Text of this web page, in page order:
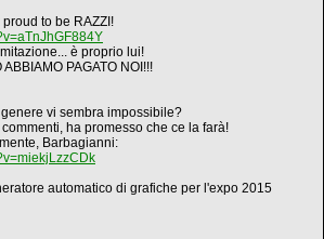
to be RAZZI!
è proprio lui!
PAGATO NOI!!!
vi sembra impossibile?
commenti, ha promesso che ce la farà!
Barbagianni:
automatico di grafiche per l'expo 2015